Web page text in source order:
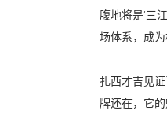
腹地将是‘三
场体系，成
扎西才吉见
牌还在，它